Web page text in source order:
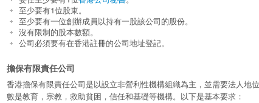
至少要有1位股東。
至少要有一位創辦成員以持有一股該公司的股份。
沒有限制的股本數額。
公司必須要有在香港註冊的公司地址登記。
擔保有限責任公司
香港擔保有限責任公司是以設立非營利性機構組織為主，並需要法人地
數是教育，宗教，救助貧困，信任和基礎等機構。以下是基本要求：